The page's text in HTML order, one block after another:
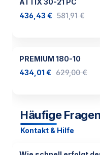
436,43 € 581,91 €
PREMIUM 180-10
434,01 € 629,00 €
Häufige Fragen
Kontakt & Hilfe